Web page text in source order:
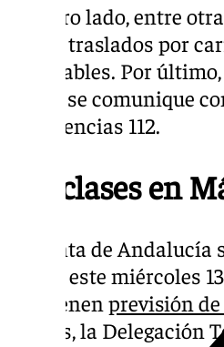
Por otro lado, entre
eviten traslados por
inundables. Por
deben se comunique
emergencias 112.
Las clases en
La Junta de
clases este miércoles
que tienen previsión de
martes, la